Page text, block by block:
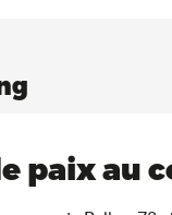
paix au